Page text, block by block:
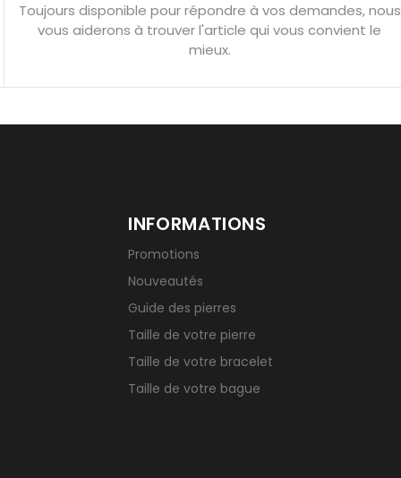
Bracelets de perles pour homme
gemme ? Signification des pierres de naissance
Toujours disponible pour répondre à vos demandes, nous
vous aiderons à trouver l'article qui vous convient le
mieux.
INFORMATIONS
Promotions
Nouveautés
Guide des pierres
Taille de votre pierre
Taille de votre bracelet
Taille de votre bague